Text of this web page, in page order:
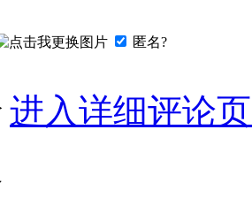
匿名?
进入详细评论